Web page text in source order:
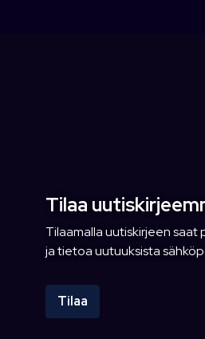
Tilaa
Tilaamalla uutiskirjeen
ja tietoa uutuuksista
Tilaa